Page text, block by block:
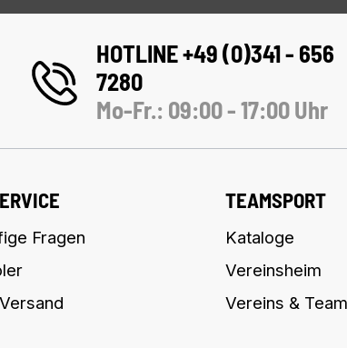
HOTLINE +49 (0)341 - 656
7280
Mo-Fr.: 09:00 - 17:00 Uhr
Fragen
TEAMSPORT
Kataloge
Vereinsheim
Vereins &